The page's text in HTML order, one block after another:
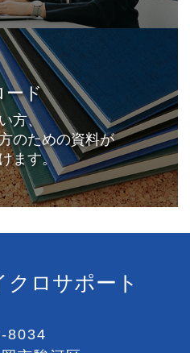
ード
方、
のための資料が
ます。
クロサポート
8034